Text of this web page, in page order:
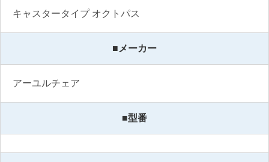
キャスタータイプ オクトパス
■メーカー
アーユルチェア
■型番